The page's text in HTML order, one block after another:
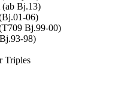
(ab Bj.13)
06)
Bj.99-00)
98)
Triples